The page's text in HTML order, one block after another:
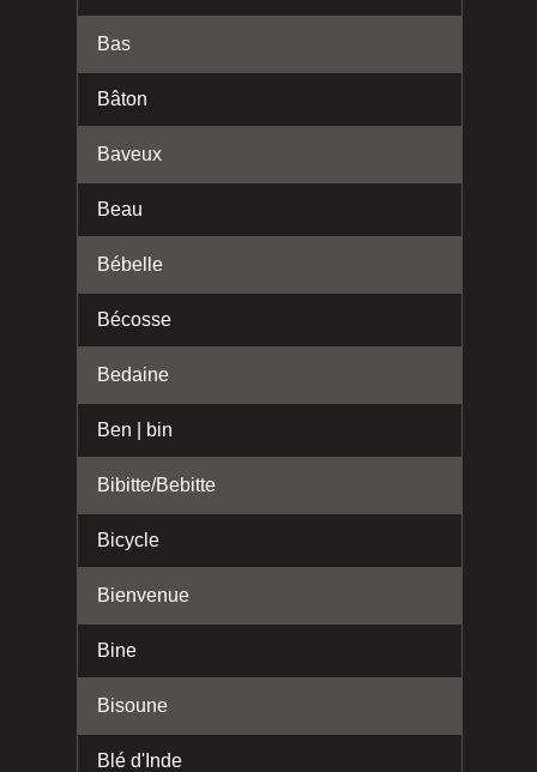
Bas
Bâton
Baveux
Beau
Bébelle
Bécosse
Bedaine
Ben | bin
Bibitte/Bebitte
Bicycle
Bienvenue
Bine
Bisoune
Blé d'Inde